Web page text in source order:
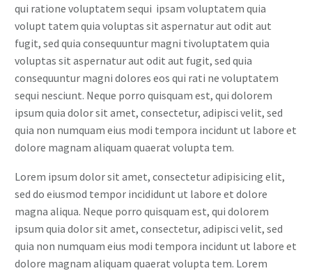
qui ratione voluptatem sequi ipsam voluptatem quia
volupt tatem quia voluptas sit aspernatur aut odit aut
fugit, sed quia consequuntur magni tivoluptatem quia
voluptas sit aspernatur aut odit aut fugit, sed quia
consequuntur magni dolores eos qui rati ne voluptatem
sequi nesciunt. Neque porro quisquam est, qui dolorem
ipsum quia dolor sit amet, consectetur, adipisci velit, sed
quia non numquam eius modi tempora incidunt ut labore et
dolore magnam aliquam quaerat volupta tem.
Lorem ipsum dolor sit amet, consectetur adipisicing elit,
sed do eiusmod tempor incididunt ut labore et dolore
magna aliqua. Neque porro quisquam est, qui dolorem
ipsum quia dolor sit amet, consectetur, adipisci velit, sed
quia non numquam eius modi tempora incidunt ut labore et
dolore magnam aliquam quaerat volupta tem. Lorem